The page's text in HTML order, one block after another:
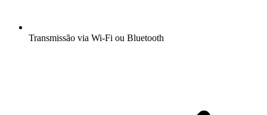
Transmissão via Wi-Fi ou Bluetooth